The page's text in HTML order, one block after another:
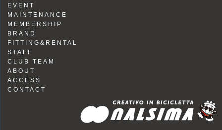
EVENT
MAINTENANCE
MEMBERSHIP
BRAND
FITTING&RENTAL
STAFF
CLUB TEAM
ABOUT
ACCESS
CONTACT